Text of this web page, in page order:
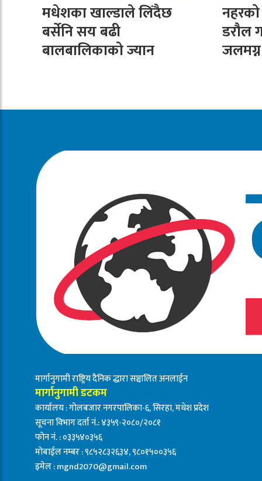
मधेशका खाल्डाले लिँदैछ
बर्सेनि सय बढी
बालबालिकाको ज्यान
डरौल
जलमग्न
मार्गानुगामी राष्ट्रिय दैनिक द्धारा सञ्चालित अनलाईन
मार्गानुगामी डटकम
कार्यालय : गोलबजार नगरपालिका-६, सिरहा, मधेश प्रदेश
सूचना विभाग दर्ता नं.: ४३५९-२०८०/२०८१
फोन नं. : ०३३५४०३५६
मोबाईल नम्बर : ९८५२८३२६३४, ९८०१५००३५६
इमेल :mgnd2070@gmail.com